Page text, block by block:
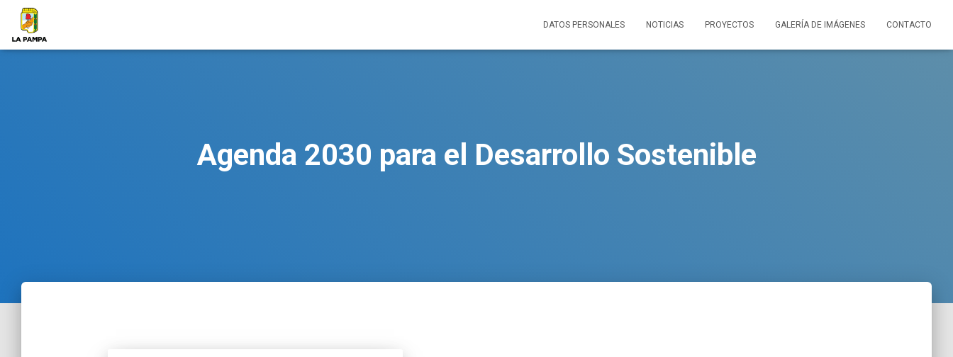
DATOS PERSONALES NOTICIAS PROYECTOS GALERÍA DE IMÁGENES CONTACTO
Agenda 2030 para el Desarrollo Sostenible